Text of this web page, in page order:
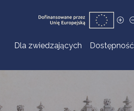
Dla zwiedzających Dostępność